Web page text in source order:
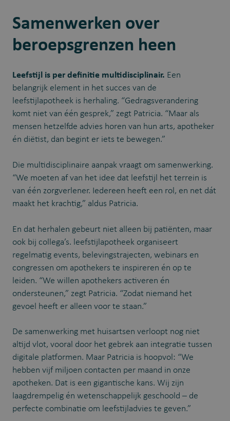
Samenwerken over
beroepsgrenzen heen
Leefstijl is per definitie multidisciplinair. Een
belangrijk element in het succes van de
leefstijlapotheek is herhaling. “Gedragsverandering
komt niet van één gesprek,” zegt Patricia. “Maar als
mensen hetzelfde advies horen van hun arts, apotheker
én diëtist, dan begint er iets te bewegen.”
Die multidisciplinaire aanpak vraagt om samenwerking.
“We moeten af van het idee dat leefstijl het terrein is
van één zorgverlener. Iedereen heeft een rol, en net dát
maakt het krachtig,” aldus Patricia.
En dat herhalen gebeurt niet alleen bij patiënten, maar
ook bij collega’s. leefstijlapotheek organiseert
regelmatig events, belevingstrajecten, webinars en
congressen om apothekers te inspireren én op te
leiden. “We willen apothekers activeren én
ondersteunen,” zegt Patricia. “Zodat niemand het
gevoel heeft er alleen voor te staan.”
De samenwerking met huisartsen verloopt nog niet
altijd vlot, vooral door het gebrek aan integratie tussen
digitale platformen. Maar Patricia is hoopvol: “We
hebben vijf miljoen contacten per maand in onze
apotheken. Dat is een gigantische kans. Wij zijn
laagdrempelig én wetenschappelijk geschoold – de
perfecte combinatie om leefstijladvies te geven.”